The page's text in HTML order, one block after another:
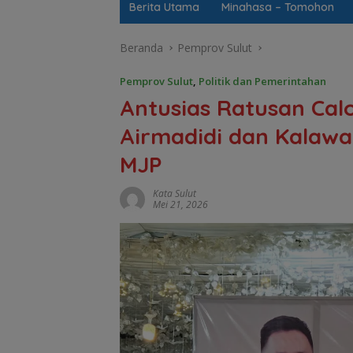
Berita Utama Minahasa – Tomohon
Beranda Pemprov Sulut
Pemprov Sulut, Politik dan Pemerintahan
Antusias Ratusan
Airmadidi dan
MJP
Kata Sulut
Mei 21, 2026